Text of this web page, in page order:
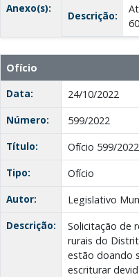
Anexo(s):
Descrição:
Ofício
Data:
24/10/2022
Número:
599/2022
Título:
Ofício 599/2022
Tipo:
Ofício
Autor:
Legislativo
Descrição:
Solicitação de
rurais do
estão doando
escriturar